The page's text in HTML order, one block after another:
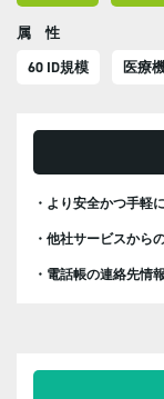
属 性
60 ID規模
医療
・より安全かつ手軽
・他社サービスから
・電話帳の連絡先情